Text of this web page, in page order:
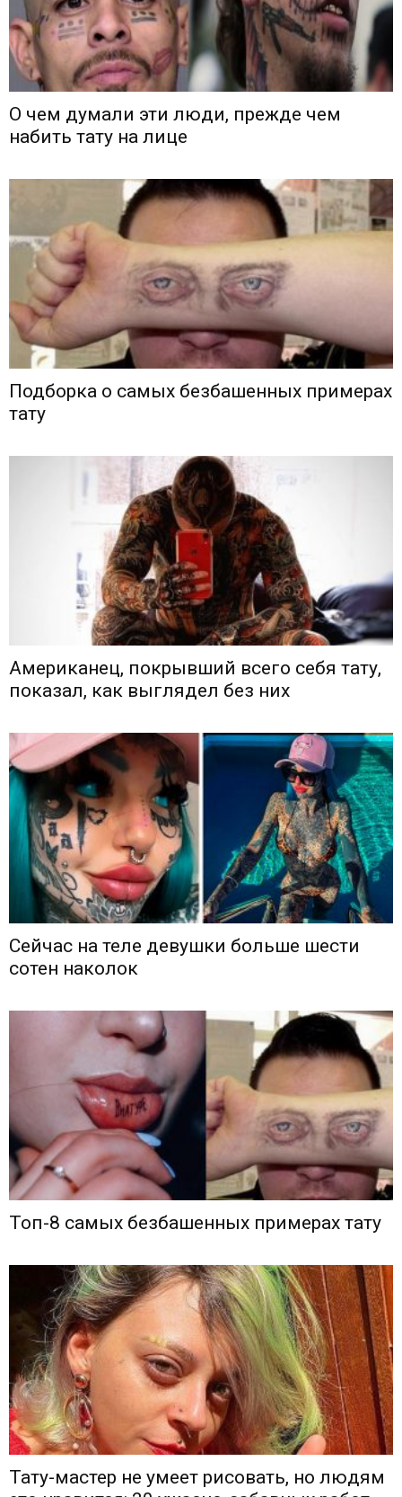
О чем думали эти люди, прежде чем
набить тату на лице
Подборка о самых безбашенных примерах
тату
Американец, покрывший всего себя тату,
показал, как выглядел без них
Сейчас на теле девушки больше шести
сотен наколок
Топ-8 самых безбашенных примерах тату
Тату-мастер не умеет рисовать, но людям